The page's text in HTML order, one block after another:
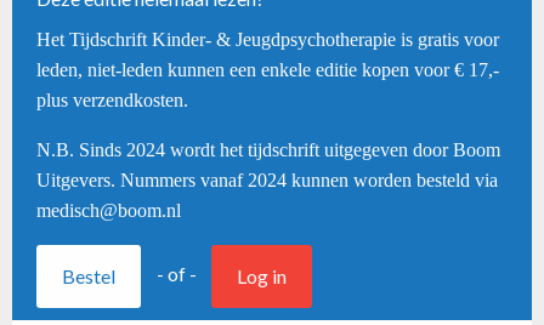
Het Tijdschrift Kinder- & Jeugdpsychotherapie is gratis voor
leden, niet-leden kunnen een enkele editie kopen voor € 17,-
plus verzendkosten.
N.B. Sinds 2024 wordt het tijdschrift uitgegeven door Boom
Uitgevers. Nummers vanaf 2024 kunnen worden besteld via
medisch@boom.nl
Bestel - of - Log in